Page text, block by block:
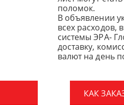
поломок.
В объявлении
всех расходов,
системы ЭРА-
доставку,
валют на день
КАК